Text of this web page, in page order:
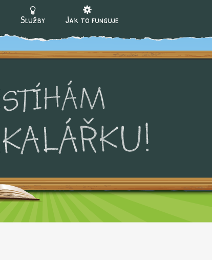
Jump to navigation
Služby Jak to funguje